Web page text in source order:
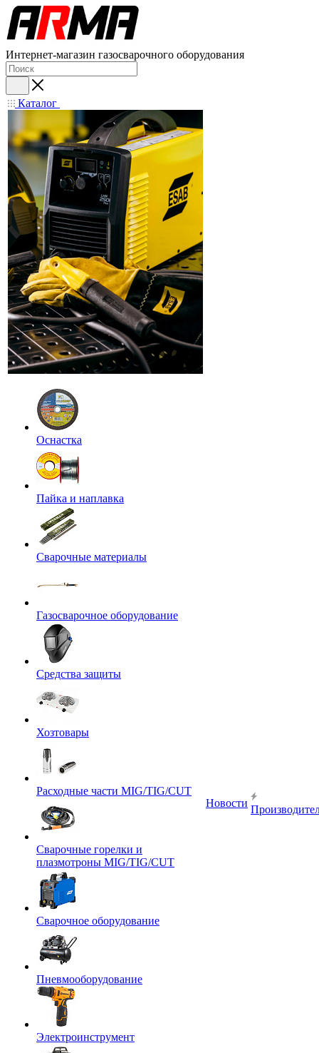
Интернет-магазин газосварочного оборудования
Каталог
Оснастка
Пайка и наплавка
Сварочные материалы
Газосварочное оборудование
Средства защиты
Хозтовары
Расходные части MIG/TIG/CUT
Сварочные горелки и
плазмотроны MIG/TIG/CUT
Сварочное оборудование
Пневмооборудование
Электроинструмент
Новости